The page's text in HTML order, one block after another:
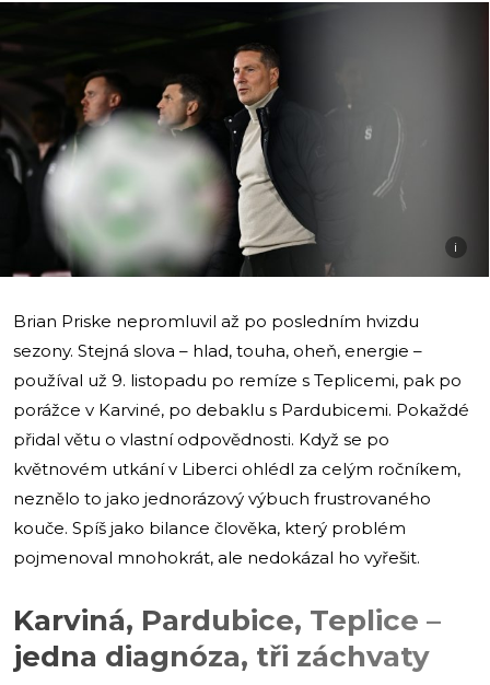
i
Brian Priske nepromluvil až po posledním hvizdu
sezony. Stejná slova – hlad, touha, oheň, energie –
používal už 9. listopadu po remíze s Teplicemi, pak po
porážce v Karviné, po debaklu s Pardubicemi. Pokaždé
přidal větu o vlastní odpovědnosti. Když se po
květnovém utkání v Liberci ohlédl za celým ročníkem,
neznělo to jako jednorázový výbuch frustrovaného
kouče. Spíš jako bilance člověka, který problém
pojmenoval mnohokrát, ale nedokázal ho vyřešit.
Karviná, Pardubice, Teplice –
jedna diagnóza, tři záchvaty